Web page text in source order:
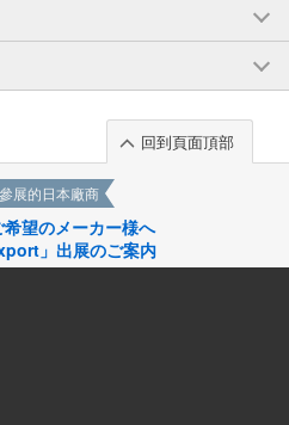
回到頁面頂部
展的日本廠商
望のメーカー様へ
」出展のご案内